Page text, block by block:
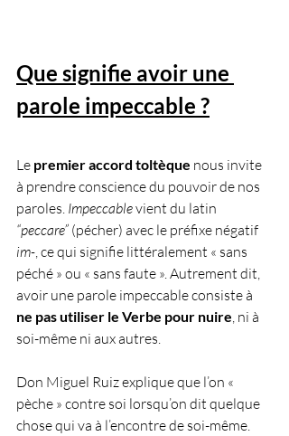
Que signifie avoir une
parole impeccable ?
Le premier accord toltèque nous invite
à prendre conscience du pouvoir de nos
paroles. Impeccable vient du latin
“peccare” (pécher) avec le préfixe négatif
im-, ce qui signifie littéralement « sans
péché » ou « sans faute ». Autrement dit,
avoir une parole impeccable consiste à
ne pas utiliser le Verbe pour nuire, ni à
soi-même ni aux autres.
Don Miguel Ruiz explique que l’on «
pèche » contre soi lorsqu’on dit quelque
chose qui va à l’encontre de soi-même.